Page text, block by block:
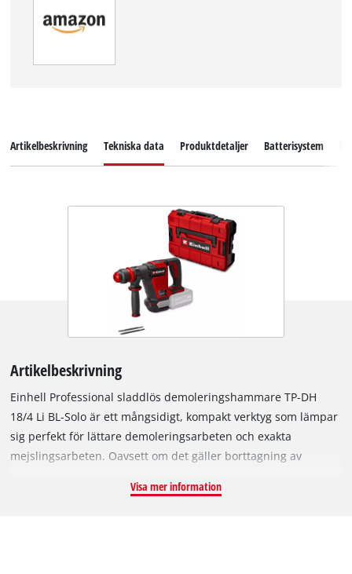
Artikelbeskrivning Tekniska data Produktdetaljer Batterisystem
Artikelbeskrivning
Einhell Professional sladdlös demoleringshammare TP-DH
18/4 Li BL-Solo är ett mångsidigt, kompakt verktyg som lämpar
sig perfekt för lättare demoleringsarbeten och exakta
mejslingsarbeten. Oavsett om det gäller borttagning av
kabelschakt, mejselhammaren ger tillförlitliga förtjänster. Med
Visa mer information